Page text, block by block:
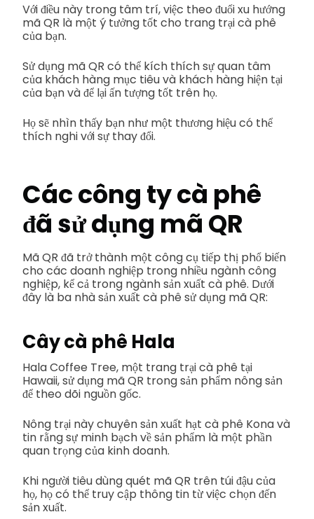
Với điều này trong tâm trí, việc theo đuổi xu hướng
mã QR là một ý tưởng tốt cho trang trại cà phê
của bạn.
Sử dụng mã QR có thể kích thích sự quan tâm
của khách hàng mục tiêu và khách hàng hiện tại
của bạn và để lại ấn tượng tốt trên họ.
Họ sẽ nhìn thấy bạn như một thương hiệu có thể
thích nghi với sự thay đổi.
Các công ty cà phê
đã sử dụng mã QR
Mã QR đã trở thành một công cụ tiếp thị phổ biến
cho các doanh nghiệp trong nhiều ngành công
nghiệp, kể cả trong ngành sản xuất cà phê. Dưới
đây là ba nhà sản xuất cà phê sử dụng mã QR:
Cây cà phê Hala
Hala Coffee Tree, một trang trại cà phê tại
Hawaii, sử dụng mã QR trong sản phẩm nông sản
để theo dõi nguồn gốc.
Nông trại này chuyên sản xuất hạt cà phê Kona và
tin rằng sự minh bạch về sản phẩm là một phần
quan trọng của kinh doanh.
Khi người tiêu dùng quét mã QR trên túi đậu của
họ, họ có thể truy cập thông tin từ việc chọn đến
sản xuất.